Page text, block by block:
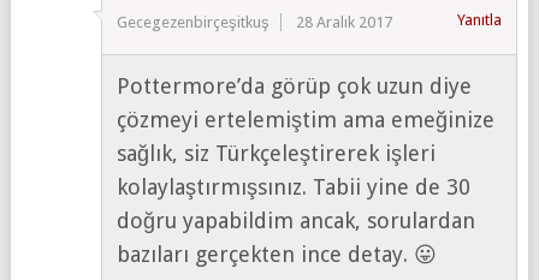
Gecegezenbirçeşitkuş 28 Aralık 2017 Yanıtla
Pottermore’da görüp çok uzun diye
çözmeyi ertelemiştim ama emeğinize
sağlık, siz Türkçeleştirerek işleri
kolaylaştırmışsınız. Tabii yine de 30
doğru yapabildim ancak, sorulardan
bazıları gerçekten ince detay. 😛